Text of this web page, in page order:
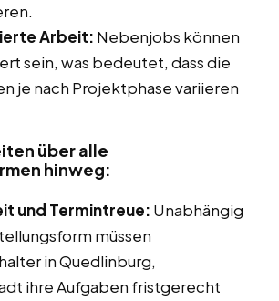
Arbeit: Nebenjobs können
sein, was bedeutet, dass die
je nach Projektphase variieren
über alle
hinweg:
und Termintreue: Unabhängig
müssen
in Quedlinburg,
ihre Aufgaben fristgerecht